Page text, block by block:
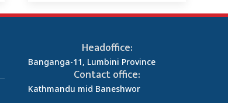
Headoffice:
Banganga-11, Lumbini Province
Contact office:
Kathmandu mid Baneshwor